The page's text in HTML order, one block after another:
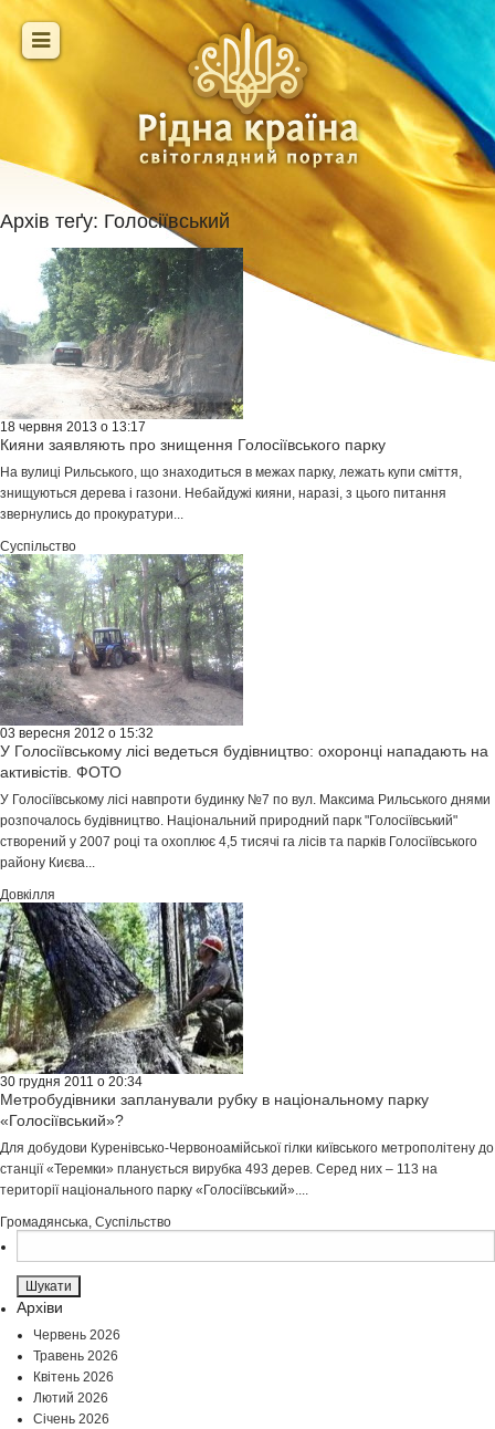
Архів теґу: Голосіївський
18 червня 2013 о 13:17
Кияни заявляють про знищення Голосіївського парку
На вулиці Рильського, що знаходиться в межах парку, лежать купи сміття,
знищуються дерева і газони. Небайдужі кияни, наразі, з цього питання
звернулись до прокуратури...
Суспільство
03 вересня 2012 о 15:32
У Голосіївському лісі ведеться будівництво: охоронці нападають на
активістів. ФОТО
У Голосіївському лісі навпроти будинку №7 по вул. Максима Рильського днями
розпочалось будівництво. Національний природний парк "Голосіївський"
створений у 2007 році та охоплює 4,5 тисячі га лісів та парків Голосіївського
району Києва...
Довкілля
30 грудня 2011 о 20:34
Метробудівники запланували рубку в національному парку
«Голосіївський»?
Для добудови Куренівсько-Червоноамійської гілки київського метрополітену до
станції «Теремки» планується вирубка 493 дерев. Серед них – 113 на
території національного парку «Голосіївський»....
Громадянська, Суспільство
Архіви
Червень 2026
Травень 2026
Квітень 2026
Лютий 2026
Січень 2026